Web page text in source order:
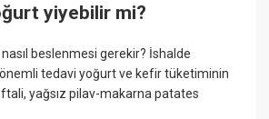
yiyebilir mi?
beslenmesi gerekir? İshalde
önemli tedavi yoğurt ve kefir tüketiminin
yağsız pilav-makarna patates